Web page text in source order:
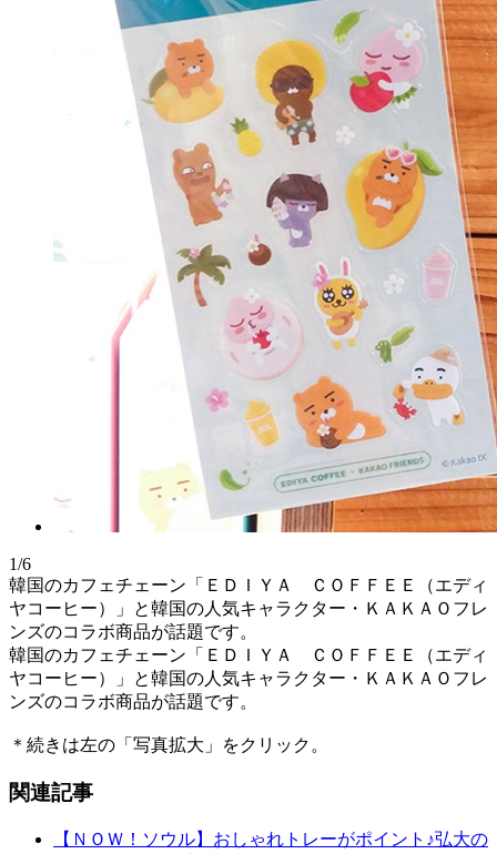
1/6
韓国のカフェチェーン「ＥＤＩＹＡ ＣＯＦＦＥＥ（エディ
ヤコーヒー）」と韓国の人気キャラクター・ＫＡＫＡＯフレ
ンズのコラボ商品が話題です。
韓国のカフェチェーン「ＥＤＩＹＡ ＣＯＦＦＥＥ（エディ
ヤコーヒー）」と韓国の人気キャラクター・ＫＡＫＡＯフレ
ンズのコラボ商品が話題です。
＊続きは左の「写真拡大」をクリック。
関連記事
【ＮＯＷ！ソウル】おしゃれトレーがポイント♪弘大の